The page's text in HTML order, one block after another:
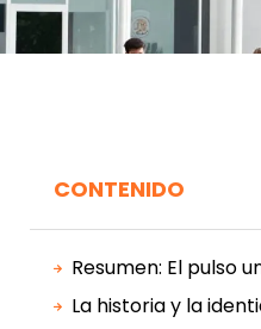
CONTENIDO
Resumen: El pulso
La historia y la